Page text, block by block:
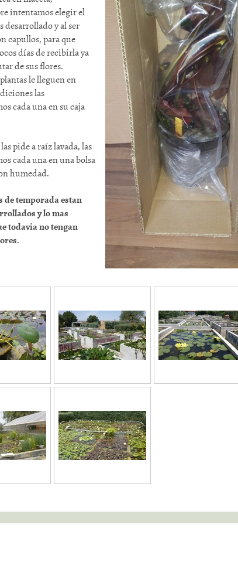
intentamos elegir el
desarrollado y al ser
capullos, para que
días de recibirla ya
de sus flores.
le lleguen en
las
cada una en su caja
pide a raíz lavada, las
cada una en una bolsa
humedad.
temporada estan
y lo mas
todavia no tengan
.